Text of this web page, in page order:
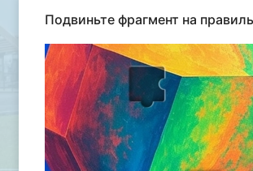
Подвиньте фрагмент на